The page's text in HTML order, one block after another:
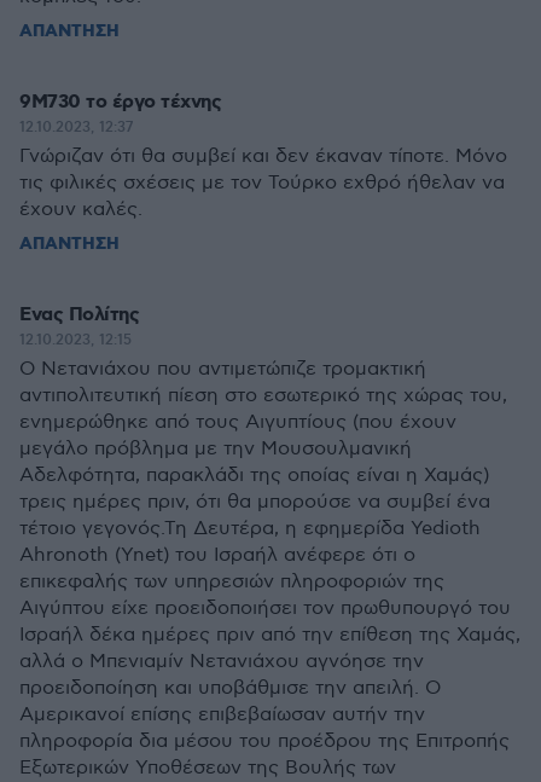
ΑΠΑΝΤΗΣΗ
9Μ730 το έργο τέχνης
12.10.2023, 12:37
Γνώριζαν ότι θα συμβεί και δεν έκαναν τίποτε. Μόνο
τις φιλικές σχέσεις με τον Τούρκο εχθρό ήθελαν να
έχουν καλές.
ΑΠΑΝΤΗΣΗ
Ενας Πολίτης
12.10.2023, 12:15
Ο Νετανιάχου που αντιμετώπιζε τρομακτική
αντιπολιτευτική πίεση στο εσωτερικό της χώρας του,
ενημερώθηκε από τους Αιγυπτίους (που έχουν
μεγάλο πρόβλημα με την Μουσουλμανική
Αδελφότητα, παρακλάδι της οποίας είναι η Χαμάς)
τρεις ημέρες πριν, ότι θα μπορούσε να συμβεί ένα
τέτοιο γεγονός.Τη Δευτέρα, η εφημερίδα Yedioth
Ahronoth (Ynet) του Ισραήλ ανέφερε ότι ο
επικεφαλής των υπηρεσιών πληροφοριών της
Αιγύπτου είχε προειδοποιήσει τον πρωθυπουργό του
Ισραήλ δέκα ημέρες πριν από την επίθεση της Χαμάς,
αλλά ο Μπενιαμίν Νετανιάχου αγνόησε την
προειδοποίηση και υποβάθμισε την απειλή. Ο
Αμερικανοί επίσης επιβεβαίωσαν αυτήν την
πληροφορία δια μέσου του προέδρου της Επιτροπής
Εξωτερικών Υποθέσεων της Βουλής των